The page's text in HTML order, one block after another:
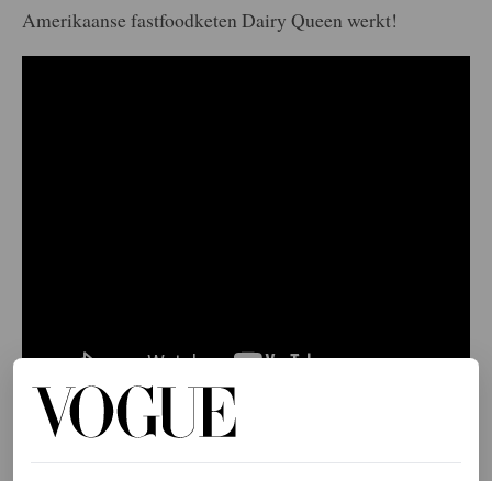
Amerikaanse fastfoodketen Dairy Queen werkt!
Samantha wordt bedrogen (en beplakt